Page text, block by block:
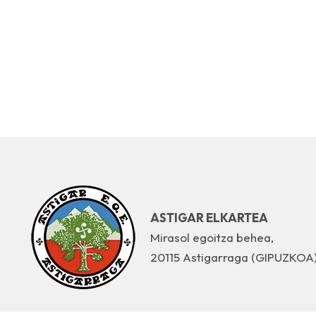
ASTIGAR ELKARTEA
Mirasol egoitza behea,
20115 Astigarraga